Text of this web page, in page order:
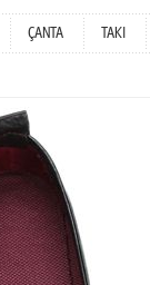
ÇANTA TAKI